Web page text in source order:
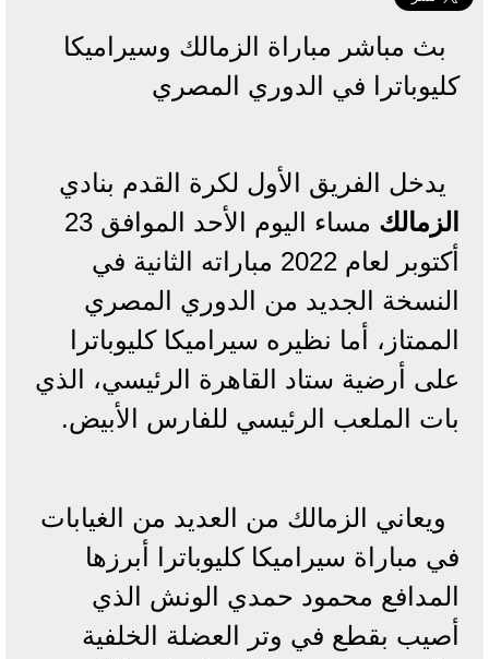
بث مباشر مباراة الزمالك وسيراميكا
كليوباترا في الدوري المصري
يدخل الفريق الأول لكرة القدم بنادي
الزمالك
مساء اليوم الأحد الموافق 23
أكتوبر لعام 2022 مباراته الثانية في
النسخة الجديد من الدوري المصري
الممتاز، أما نظيره سيراميكا كليوباترا
على أرضية ستاد القاهرة الرئيسي، الذي
بات الملعب الرئيسي للفارس الأبيض.
ويعاني الزمالك من العديد من الغيابات
في مباراة سيراميكا كليوباترا أبرزها
المدافع محمود حمدي الونش الذي
أصيب بقطع في وتر العضلة الخلفية